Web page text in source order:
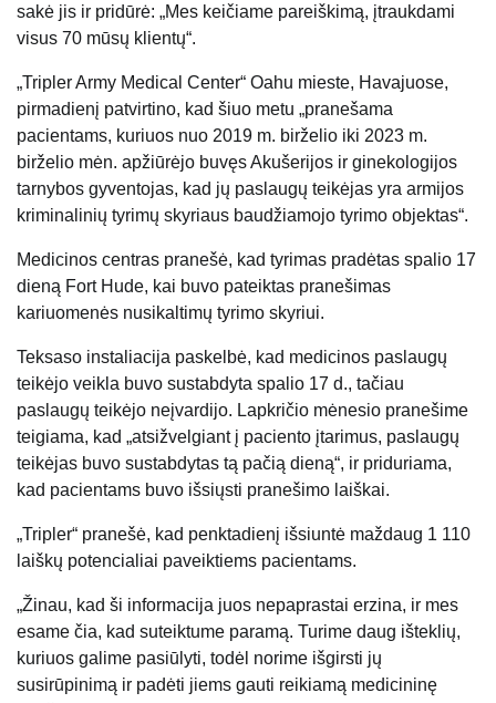
sakė jis ir pridūrė: „Mes keičiame pareiškimą, įtraukdami
visus 70 mūsų klientų“.
„Tripler Army Medical Center“ Oahu mieste, Havajuose,
pirmadienį patvirtino, kad šiuo metu „pranešama
pacientams, kuriuos nuo 2019 m. birželio iki 2023 m.
birželio mėn. apžiūrėjo buvęs Akušerijos ir ginekologijos
tarnybos gyventojas, kad jų paslaugų teikėjas yra armijos
kriminalinių tyrimų skyriaus baudžiamojo tyrimo objektas“.
Medicinos centras pranešė, kad tyrimas pradėtas spalio 17
dieną Fort Hude, kai buvo pateiktas pranešimas
kariuomenės nusikaltimų tyrimo skyriui.
Teksaso instaliacija paskelbė, kad medicinos paslaugų
teikėjo veikla buvo sustabdyta spalio 17 d., tačiau
paslaugų teikėjo neįvardijo. Lapkričio mėnesio pranešime
teigiama, kad „atsižvelgiant į paciento įtarimus, paslaugų
teikėjas buvo sustabdytas tą pačią dieną“, ir priduriama,
kad pacientams buvo išsiųsti pranešimo laiškai.
„Tripler“ pranešė, kad penktadienį išsiuntė maždaug 1 110
laiškų potencialiai paveiktiems pacientams.
„Žinau, kad ši informacija juos nepaprastai erzina, ir mes
esame čia, kad suteiktume paramą. Turime daug išteklių,
kuriuos galime pasiūlyti, todėl norime išgirsti jų
susirūpinimą ir padėti jiems gauti reikiamą medicininę